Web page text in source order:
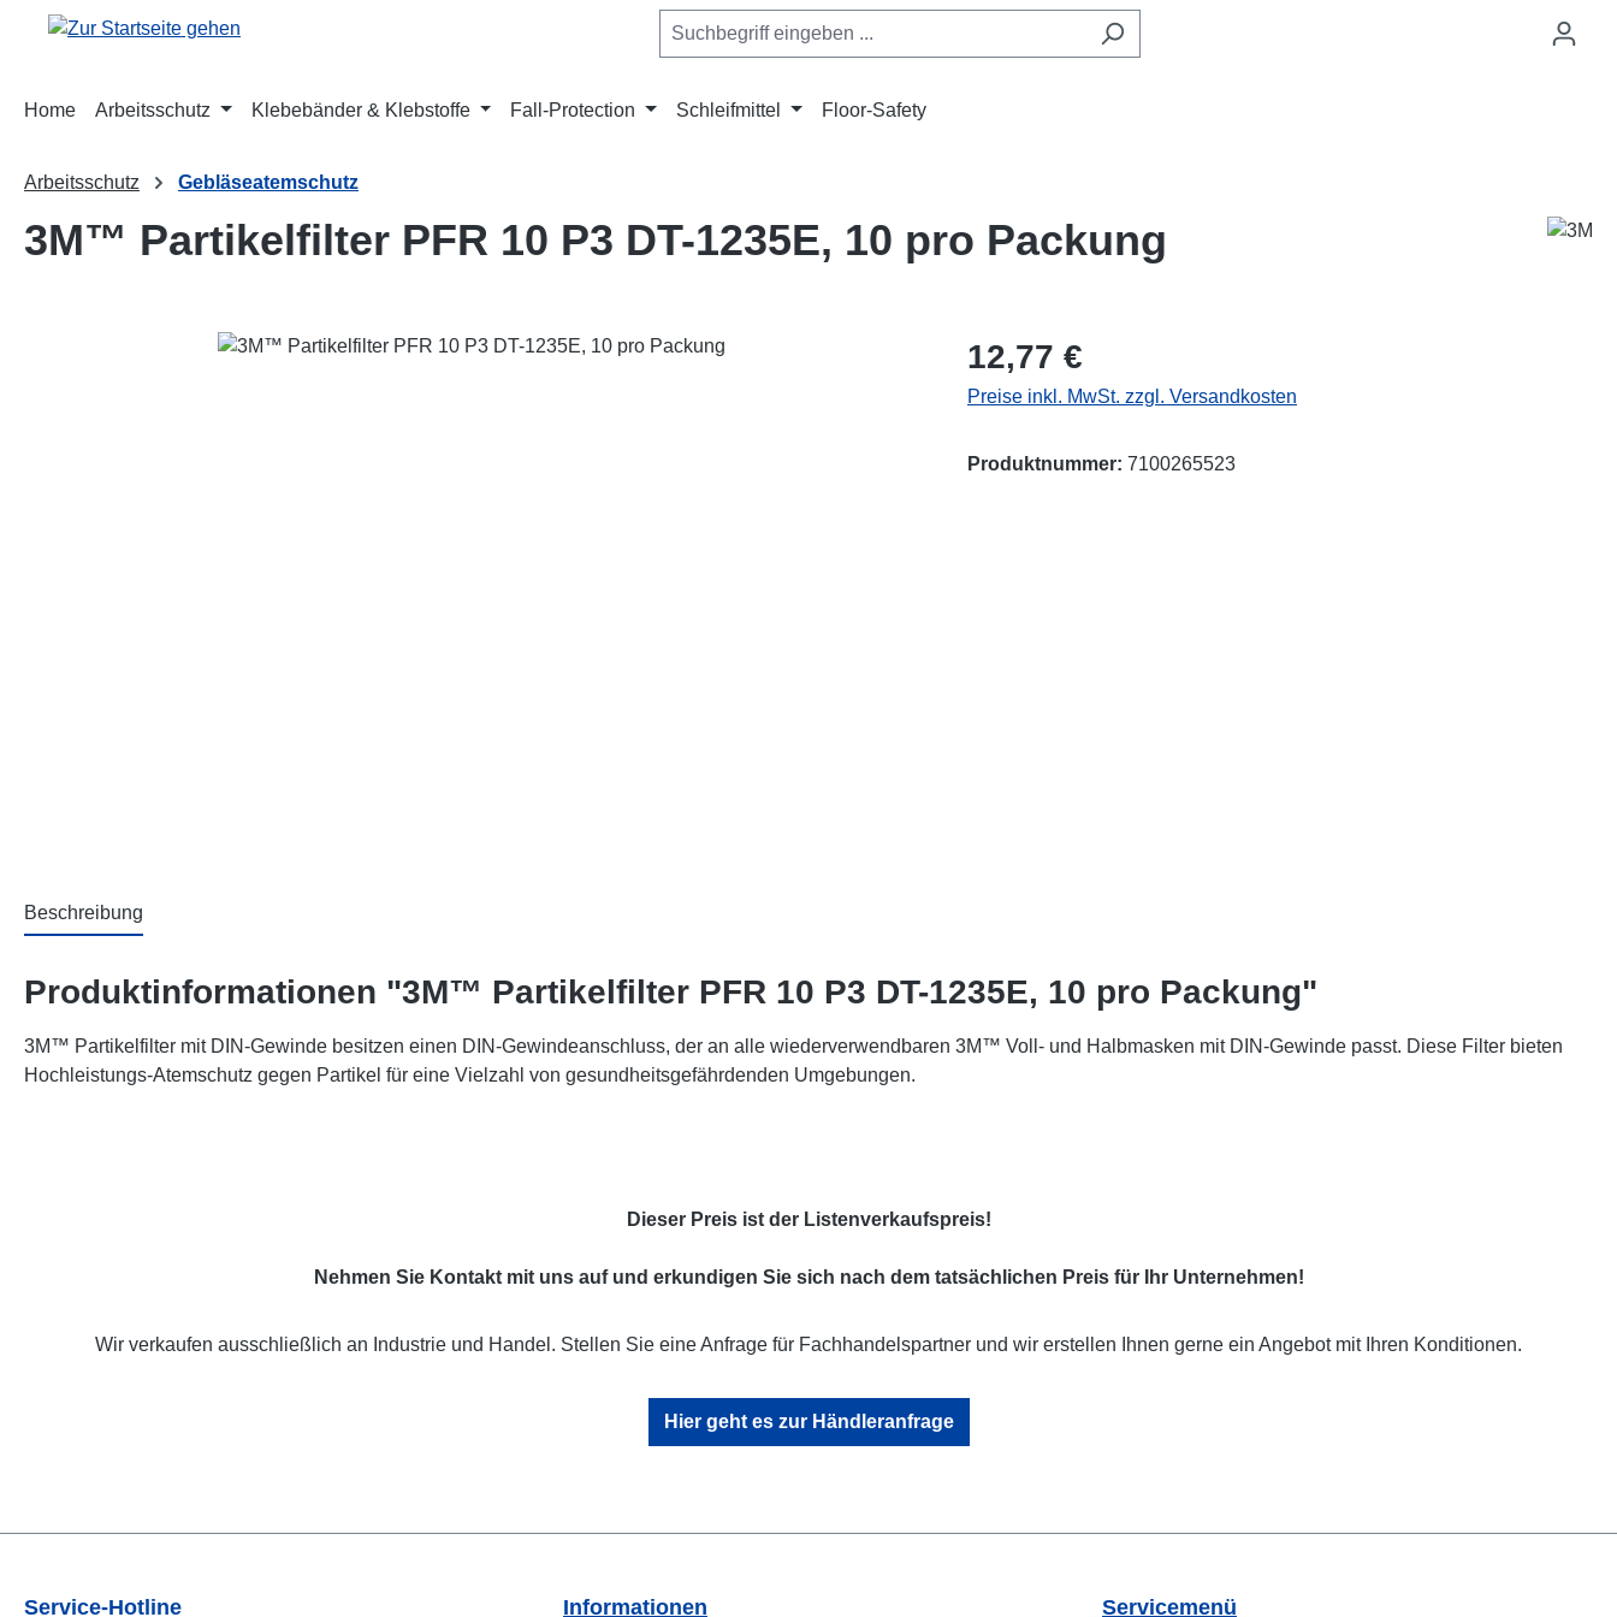
Hauptinhalt springen
Zur Suche springen
Zur Hauptnavigation springen
Home Arbeitsschutz Klebebänder & Klebstoffe Fall-Protection Schleifmittel Floor-Safety
Arbeitsschutz Gebläseatemschutz
3M™ Partikelfilter PFR 10 P3 DT-1235E, 10 pro Packung
Bildergalerie überspringen Regulärer Preis:
12,77 €
Preise inkl. MwSt. zzgl. Versandkosten
Produktnummer: 7100265523
Beschreibung
Produktinformationen "3M™ Partikelfilter PFR 10 P3 DT-1235E, 10 pro Packung"
3M™ Partikelfilter mit DIN-Gewinde besitzen einen DIN-Gewindeanschluss, der an alle wiederverwendbaren 3M™ Voll- und Halbmasken mit DIN-Gewinde passt. Diese Filter bieten
Hochleistungs-Atemschutz gegen Partikel für eine Vielzahl von gesundheitsgefährdenden Umgebungen.
Dieser Preis ist der Listenverkaufspreis!
Nehmen Sie Kontakt mit uns auf und erkundigen Sie sich nach dem tatsächlichen Preis für Ihr Unternehmen!
Wir verkaufen ausschließlich an Industrie und Handel. Stellen Sie eine Anfrage für Fachhandelspartner und wir erstellen Ihnen gerne ein Angebot mit Ihren Konditionen.
Hier geht es zur Händleranfrage
Service-Hotline Informationen Servicemenü